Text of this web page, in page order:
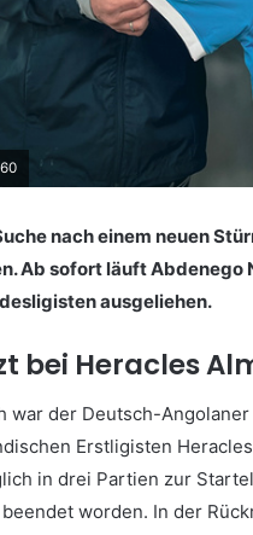
nach einem neuen
Ab sofort läuft Abdenego
ausgeliehen.
bei Heracles
war der Deutsch-
Erstligisten
in drei Partien zur
worden. In der